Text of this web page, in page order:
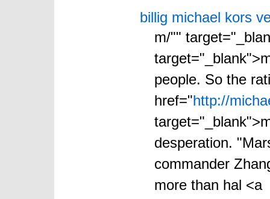
billig michael kors
m/""
people. So the
href="http://
desperation.
commander
more than hal <a